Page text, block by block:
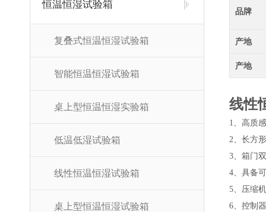
恒温恒湿试验箱
复叠式恒温恒湿试验箱
智能恒温恒湿试验箱
桌上型恒温恒湿实验箱
低温低湿试验箱
线性恒温恒湿试验箱
桌上型恒温恒湿试验箱
品牌
产地
产地
线性
1、 高质
2、 长方
3、 箱门
4、 具备
5、 压缩
6、 控制